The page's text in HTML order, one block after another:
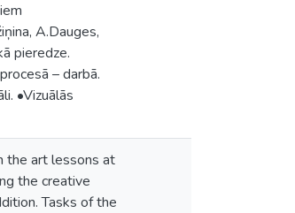
A.Dauges,
pieredze.
– darbā.
•Vizuālās
the art lessons at
the creative
Tasks of the